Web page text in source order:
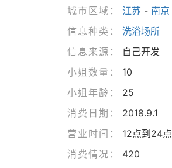
城市区域： 江苏 - 南京
信息种类：
洗浴场所
信息来源：
自己开发
小姐数量：
10
小姐年龄：
25
消费日期：
2018.9.1
营业时间：
12点到24点
消费情况：
420